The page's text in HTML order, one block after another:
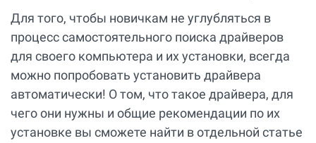
Для того, чтобы новичкам не углубляться в
процесс самостоятельного поиска драйверов
для своего компьютера и их установки, всегда
можно попробовать установить драйвера
автоматически! О том, что такое драйвера, для
чего они нужны и общие рекомендации по их
установке вы сможете найти в отдельной статье